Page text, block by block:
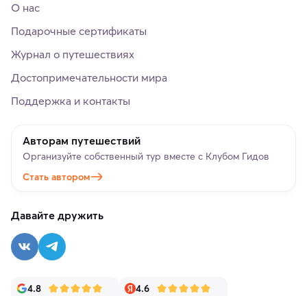
О нас
Подарочные сертификаты
Журнал о путешествиях
Достопримечательности мира
Поддержка и контакты
Авторам путешествий
Организуйте собственный тур вместе с Клубом Гидов
Стать автором
Давайте дружить
4.8 4.6